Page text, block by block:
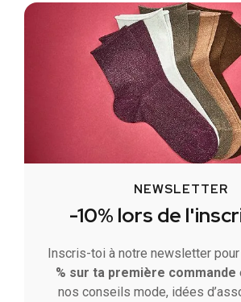
NEWSLETTER
-10% lors de
Inscris-toi à notre newsletter
% sur ta première commande
nos conseils mode, idées